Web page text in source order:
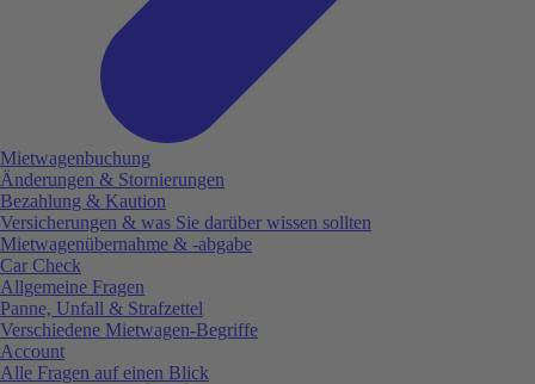
Mietwagenbuchung
Änderungen & Stornierungen
Bezahlung & Kaution
Versicherungen & was Sie darüber wissen sollten
Mietwagenübernahme & -abgabe
Car Check
Allgemeine Fragen
Panne, Unfall & Strafzettel
Verschiedene Mietwagen-Begriffe
Account
Alle Fragen auf einen Blick